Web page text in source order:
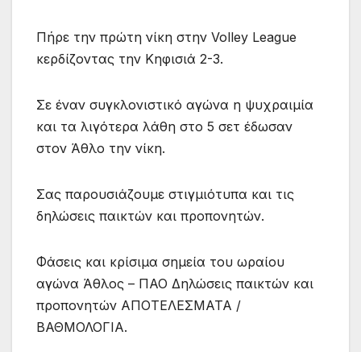
Πήρε την πρώτη νίκη στην Volley League
κερδίζοντας την Κηφισιά 2-3.
Σε έναν συγκλονιστικό αγώνα η ψυχραιμία
και τα λιγότερα λάθη στο 5 σετ έδωσαν
στον Άθλο την νίκη.
Σας παρουσιάζουμε στιγμιότυπα και τις
δηλώσεις παικτών και προπονητών.
Φάσεις και κρίσιμα σημεία του ωραίου
αγώνα Άθλος – ΠΑΟ Δηλώσεις παικτών και
προπονητών ΑΠΟΤΕΛΕΣΜΑΤΑ /
ΒΑΘΜΟΛΟΓΙΑ.